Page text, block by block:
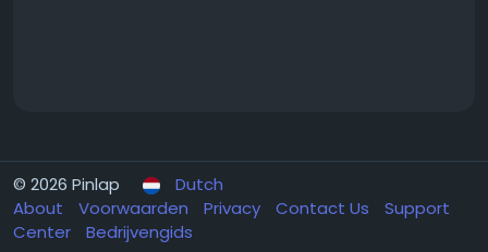
© 2026 Pinlap
Dutch
About
Voorwaarden Privacy Contact Us
Support
Center
Bedrijvengids